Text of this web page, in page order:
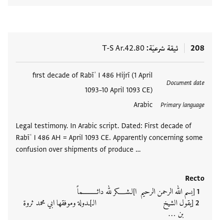
208 ثيقة شرعيّة T-S Ar.42.80
Document date
first decade of Rabīʿ I 486 Hijrī (1 April
1093–10 April 1093 CE)
Primary language
Arabic
Legal testimony. In Arabic script. Dated: First decade of
Rabīʿ I 486 AH = April 1093 CE. Apparently concerning some
confusion over shipments of produce …
Recto
[بسم الله الرحمن الرحيم ا]لـشـــــكر لله دائــــــــــماً
[يقول الشيخ الـ]ـدولة وموفقها ابي محمد ثروة
بن …